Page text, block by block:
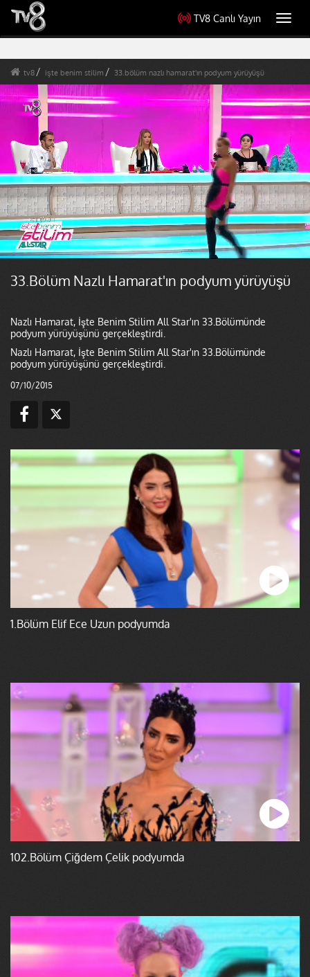
TV8 Canlı Yayın
tv8 işte benim stilim 33.bölüm nazlı hamarat'ın podyum yürüyüşü
33.Bölüm Nazlı Hamarat'ın podyum yürüyüşü
Nazlı Hamarat, İşte Benim Stilim All Star'ın 33.Bölümünde
podyum yürüyüşünü gerçekleştirdi.
Nazlı Hamarat, İşte Benim Stilim All Star'ın 33.Bölümünde
podyum yürüyüşünü gerçekleştirdi.
07/10/2015
1.Bölüm Elif Ece Uzun podyumda
102.Bölüm Çiğdem Çelik podyumda